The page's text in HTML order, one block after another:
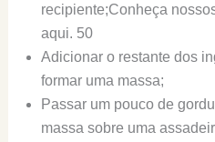
recipiente;Conheça
aqui. 50
Adicionar o restante dos
formar uma massa;
Passar um pouco de
massa sobre uma